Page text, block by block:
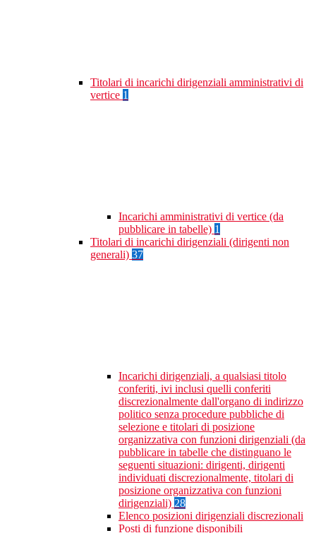
Titolari di incarichi dirigenziali amministrativi di
vertice 1
Incarichi amministrativi di vertice (da
pubblicare in tabelle) 1
Titolari di incarichi dirigenziali (dirigenti non
generali) 37
Incarichi dirigenziali, a qualsiasi titolo
conferiti, ivi inclusi quelli conferiti
discrezionalmente dall'organo di indirizzo
politico senza procedure pubbliche di
selezione e titolari di posizione
organizzativa con funzioni dirigenziali (da
pubblicare in tabelle che distinguano le
seguenti situazioni: dirigenti, dirigenti
individuati discrezionalmente, titolari di
posizione organizzativa con funzioni
dirigenziali) 28
Elenco posizioni dirigenziali discrezionali
Posti di funzione disponibili